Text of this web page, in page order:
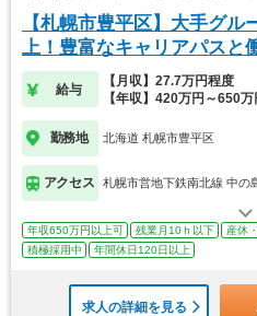
【札幌市豊平区】大手グル
上！豊富なキャリアパスと
給与
【月収】27.7万円程度
【年収】420万円～650万
勤務地 北海道 札幌市豊平区
アクセス 札幌市営地下鉄南北線 中の
年収650万円以上可 残業月10ｈ以下 産休
積極採用中
年間休日120日以上
求人の詳細を見る